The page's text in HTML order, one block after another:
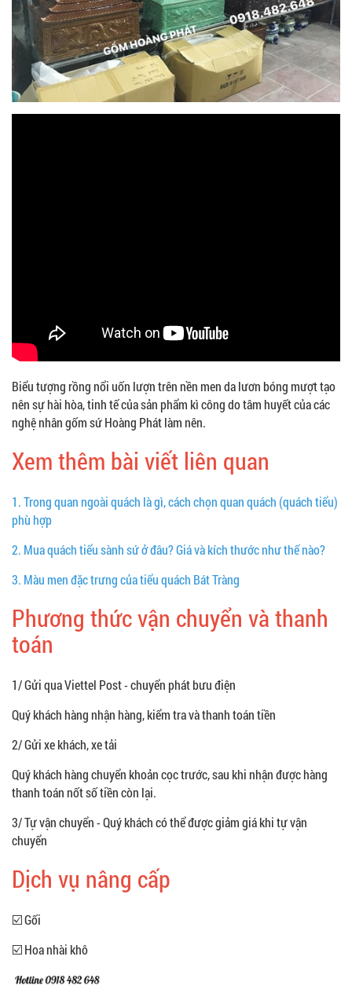
Biểu tượng rồng nổi uốn lượn trên nền men da lươn bóng mượt tạo
nên sự hài hòa, tinh tế của sản phẩm kì công do tâm huyết của các
nghệ nhân gốm sứ Hoàng Phát làm nên.
Xem thêm bài viết liên quan
1.Trong quan ngoài quách là gì, cách chọn quan quách (quách tiểu)
phù hợp
2. Mua quách tiểu sành sứ ở đâu? Giá và kích thước như thế nào?
3. Màu men đặc trưng của tiểu quách Bát Tràng
Phương thức vận chuyển và thanh
toán
1/ Gửi qua Viettel Post - chuyển phát bưu điện
Quý khách hàng nhận hàng, kiểm tra và thanh toán tiền
2/ Gửi xe khách, xe tải
Quý khách hàng chuyển khoản cọc trước, sau khi nhận được hàng
thanh toán nốt số tiền còn lại.
3/ Tự vận chuyển - Quý khách có thể được giảm giá khi tự vận
chuyển
Dịch vụ nâng cấp
☑️ Gối
☑️ Hoa nhài khô